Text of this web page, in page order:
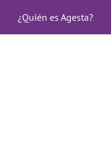
¿Quién es Agesta?